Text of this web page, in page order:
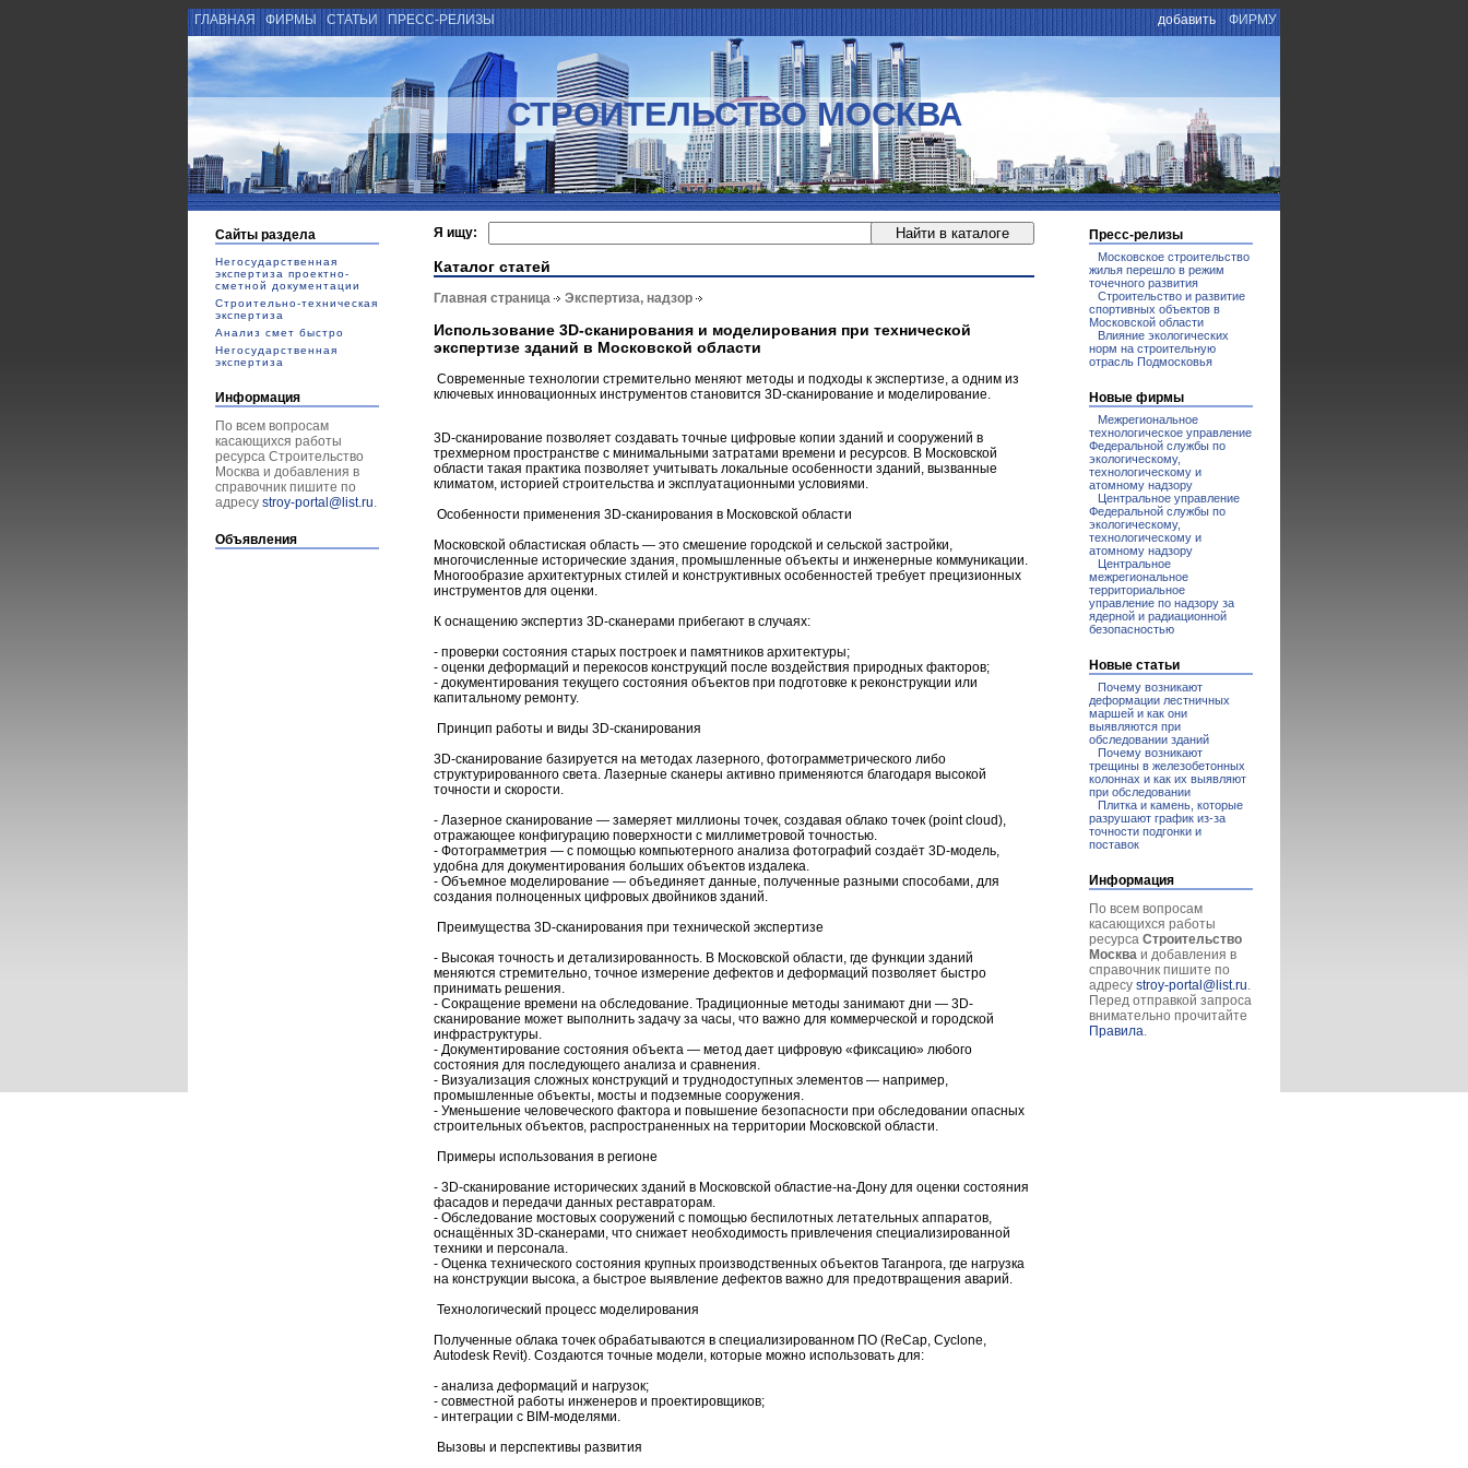
ГЛАВНАЯ ФИРМЫ СТАТЬИ ПРЕСС-РЕЛИЗЫ добавить ФИРМУ
СТРОИТЕЛЬСТВО МОСКВА
Сайты раздела
Негосударственная
экспертиза проектно-
сметной документации
Строительно-техническая
экспертиза
Анализ смет быстро
Негосударственная
экспертиза
Информация
По всем вопросам
касающихся работы
ресурса Строительство
Москва и добавления в
справочник пишите по
адресу stroy-portal@list.ru.
Объявления
Я ищу:
Каталог статей
Главная страница Экспертиза, надзор
Использование 3D-сканирования и моделирования при технической
экспертизе зданий в Московской области
Современные технологии стремительно меняют методы и подходы к экспертизе, а одним из
ключевых инновационных инструментов становится 3D-сканирование и моделирование.
3D-сканирование позволяет создавать точные цифровые копии зданий и сооружений в
трехмерном пространстве с минимальными затратами времени и ресурсов. В Московской
области такая практика позволяет учитывать локальные особенности зданий, вызванные
климатом, историей строительства и эксплуатационными условиями.
Особенности применения 3D-сканирования в Московской области
Московской областиская область — это смешение городской и сельской застройки,
многочисленные исторические здания, промышленные объекты и инженерные коммуникации.
Многообразие архитектурных стилей и конструктивных особенностей требует прецизионных
инструментов для оценки.
К оснащению экспертиз 3D-сканерами прибегают в случаях:
- проверки состояния старых построек и памятников архитектуры;
- оценки деформаций и перекосов конструкций после воздействия природных факторов;
- документирования текущего состояния объектов при подготовке к реконструкции или
капитальному ремонту.
Принцип работы и виды 3D-сканирования
3D-сканирование базируется на методах лазерного, фотограмметрического либо
структурированного света. Лазерные сканеры активно применяются благодаря высокой
точности и скорости.
- Лазерное сканирование — замеряет миллионы точек, создавая облако точек (point cloud),
отражающее конфигурацию поверхности с миллиметровой точностью.
- Фотограмметрия — с помощью компьютерного анализа фотографий создаёт 3D-модель,
удобна для докумен­тирования больших объектов издалека.
- Объемное моделирование — объединяет данные, полученные разными способами, для
создания полноценных цифровых двойников зданий.
Преимущества 3D-сканирования при технической экспертизе
- Высокая точность и детализированность. В Московской области, где функции зданий
меняются стремительно, точное измерение дефектов и деформаций позволяет быстро
принимать решения.
- Сокращение времени на обследование. Традиционные методы занимают дни — 3D-
сканирование может выполнить задачу за часы, что важно для коммерческой и городской
инфраструктуры.
- Документирование состояния объекта — метод дает цифровую «фиксацию» любого
состояния для последующего анализа и сравнения.
- Визуализация сложных конструкций и труднодоступных элементов — например,
промышленные объекты, мосты и подземные сооружения.
- Уменьшение человеческого фактора и повышение безопасности при обследовании опасных
строительных объектов, распространенных на территории Московской области.
Примеры использования в регионе
- 3D-сканирование исторических зданий в Московской областие-на-Дону для оценки состояния
фасадов и передачи данных реставраторам.
- Обследование мостовых сооружений с помощью беспилотных летательных аппаратов,
оснащённых 3D-сканерами, что снижает необходимость привлечения специализированной
техники и персонала.
- Оценка технического состояния крупных производственных объектов Таганрога, где нагрузка
на конструкции высока, а быстрое выявление дефектов важно для предотвращения аварий.
Технологический процесс моделирования
Полученные облака точек обрабатываются в специализированном ПО (ReCap, Cyclone,
Autodesk Revit). Создаются точные модели, которые можно использовать для:
- анализа деформаций и нагрузок;
- совместной работы инженеров и проектировщиков;
- интеграции с BIM-моделями.
Вызовы и перспективы развития
Пресс-релизы
Московское строительство
жилья перешло в режим
точечного развития
Строительство и развитие
спортивных объектов в
Московской области
Влияние экологических
норм на строительную
отрасль Подмосковья
Новые фирмы
Межрегиональное
технологическое управление
Федеральной службы по
экологическому,
технологическому и
атомному надзору
Центральное управление
Федеральной службы по
экологическому,
технологическому и
атомному надзору
Центральное
межрегиональное
территориальное
управление по надзору за
ядерной и радиационной
безопасностью
Новые статьи
Почему возникают
деформации лестничных
маршей и как они
выявляются при
обследовании зданий
Почему возникают
трещины в железобетонных
колоннах и как их выявляют
при обследовании
Плитка и камень, которые
разрушают график из-за
точности подгонки и
поставок
Информация
По всем вопросам
касающихся работы
ресурса Строительство
Москва и добавления в
справочник пишите по
адресу stroy-portal@list.ru.
Перед отправкой запроса
внимательно прочитайте
Правила.